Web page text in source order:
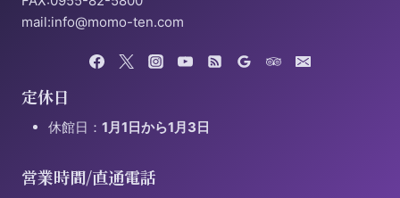
mail:info@momo-ten.com
定休日
休館日： 1月1日から1月3日
営業時間/直通電話